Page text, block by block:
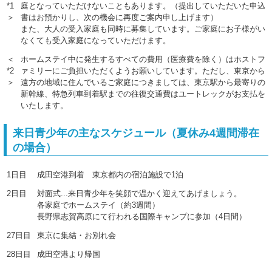
*1
＞
庭となっていただけないこともあります。（提出していただいた申込
書はお預かりし、次の機会に再度ご案内申し上げます）
また、大人の受入家庭も同時に募集しています。ご家庭にお子様がい
なくても受入家庭になっていただけます。
＜
*2
＞
ホームステイ中に発生するすべての費用（医療費を除く）はホストフ
ァミリーにご負担いただくようお願いしています。ただし、東京から
遠方の地域に住んでいるご家庭につきましては、東京駅から最寄りの
新幹線、特急列車到着駅までの往復交通費はユートレックがお支払を
いたします。
来日青少年の主なスケジュール（夏休み4週間滞在
の場合）
1日目 成田空港到着 東京都内の宿泊施設で1泊
2日目
対面式...来日青少年を笑顔で温かく迎えてあげましょう。
各家庭でホームステイ（約3週間）
長野県志賀高原にて行われる国際キャンプに参加（4日間）
27日目 東京に集結・お別れ会
28日目 成田空港より帰国